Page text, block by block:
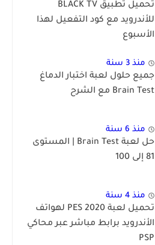
تحميل تطبيق BLACK TV
للأندرويد مع كود التفعيل لهذا
الأسبوع
منذ 3 سنة
جميع حلول لعبة اختبار الدماغ
Brain Test مع الشرح
منذ 6 سنة
حل لعبة Brain Test | المستوى
81 إلى 100
منذ 4 سنة
تحميل لعبة PES 2020 لهواتف
الأندرويد برابط مباشر عبر محاكي
PSP